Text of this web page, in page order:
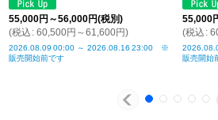
ルソー
レザーに
ついて
水濡れ、汗、摩擦などによ
合がございます。十分にご
55,000円 ～56,000円(税別)
(税込 : 60,500円 ～61,600円)
2026.08.09 00:00 ～ 2026.08.16 23:00 ※
販売開始前です
55,000
(税込 :
販売開始